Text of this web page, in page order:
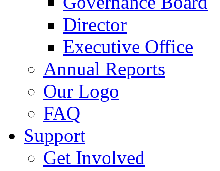
Director
Executive Office
Annual Reports
Our Logo
FAQ
Support
Get Involved